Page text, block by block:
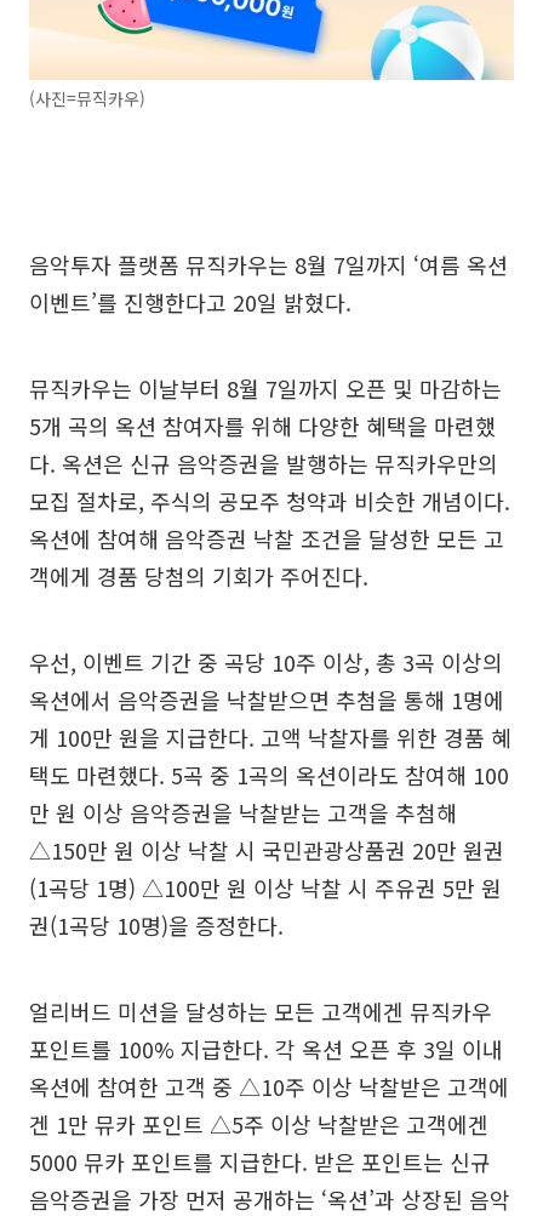
(사진=뮤직카우)
음악투자 플랫폼 뮤직카우는 8월 7일까지 ‘여름 옥션
이벤트’를 진행한다고 20일 밝혔다.
뮤직카우는 이날부터 8월 7일까지 오픈 및 마감하는
5개 곡의 옥션 참여자를 위해 다양한 혜택을 마련했
다. 옥션은 신규 음악증권을 발행하는 뮤직카우만의
모집 절차로, 주식의 공모주 청약과 비슷한 개념이다.
옥션에 참여해 음악증권 낙찰 조건을 달성한 모든 고
객에게 경품 당첨의 기회가 주어진다.
우선, 이벤트 기간 중 곡당 10주 이상, 총 3곡 이상의
옥션에서 음악증권을 낙찰받으면 추첨을 통해 1명에
게 100만 원을 지급한다. 고액 낙찰자를 위한 경품 혜
택도 마련했다. 5곡 중 1곡의 옥션이라도 참여해 100
만 원 이상 음악증권을 낙찰받는 고객을 추첨해
△150만 원 이상 낙찰 시 국민관광상품권 20만 원권
(1곡당 1명) △100만 원 이상 낙찰 시 주유권 5만 원
권(1곡당 10명)을 증정한다.
얼리버드 미션을 달성하는 모든 고객에겐 뮤직카우
포인트를 100% 지급한다. 각 옥션 오픈 후 3일 이내
옥션에 참여한 고객 중 △10주 이상 낙찰받은 고객에
겐 1만 뮤카 포인트 △5주 이상 낙찰받은 고객에겐
5000 뮤카 포인트를 지급한다. 받은 포인트는 신규
음악증권을 가장 먼저 공개하는 ‘옥션’과 상장된 음악